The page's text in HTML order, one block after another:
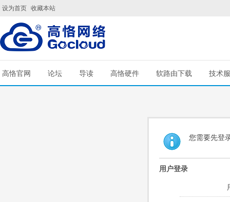
设为首页 收藏本站
高恪官网 论坛 导读 高恪硬件 软路由下载 技术
您需要先登
用户登录